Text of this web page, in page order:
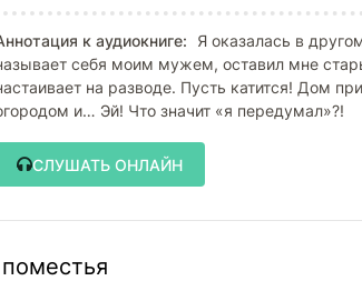
к аудиокниге:
Я оказалась в
себя моим мужем, оставил мне
на разводе. Пусть катится! Дом
и… Эй! Что значит «я передумал»?!
СЛУШАТЬ ОНЛАЙН